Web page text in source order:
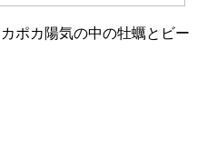
ポカ陽気の中の牡蠣とビー